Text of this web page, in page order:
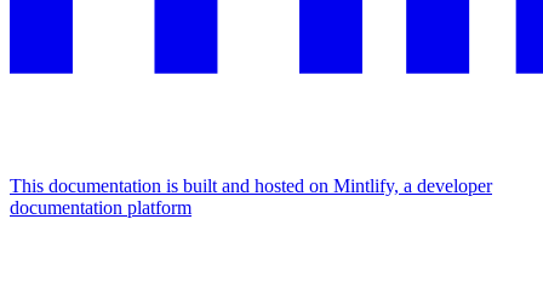
This documentation is built and hosted on Mintlify, a developer
documentation platform